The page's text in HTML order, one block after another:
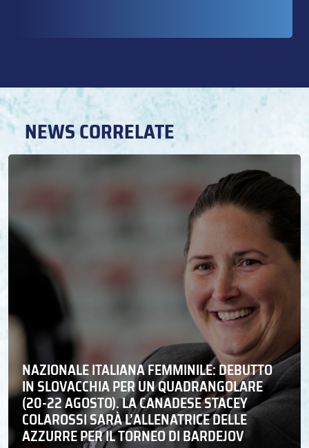
NEWS CORRELATE
NAZIONALE ITALIANA FEMMINILE: DEBUTTO
IN SLOVACCHIA PER UN QUADRANGOLARE
(20-22 AGOSTO). LA CANADESE STACEY
COLAROSSI SARÀ L’ALLENATRICE DELLE
AZZURRE PER IL TORNEO DI BARDEJOV